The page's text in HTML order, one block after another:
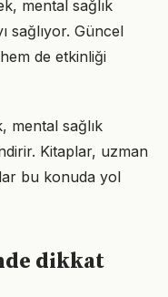
mental sağlık
sağlıyor. Güncel
de etkinliği
mental sağlık
Kitaplar, uzman
bu konuda yol
dikkat